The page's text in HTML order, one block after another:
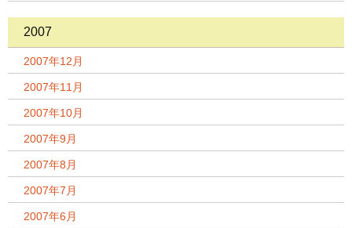
2007
2007年12月
2007年11月
2007年10月
2007年9月
2007年8月
2007年7月
2007年6月